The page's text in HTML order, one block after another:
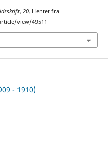
, 20. Hentet fra
view/49511
- 1910)